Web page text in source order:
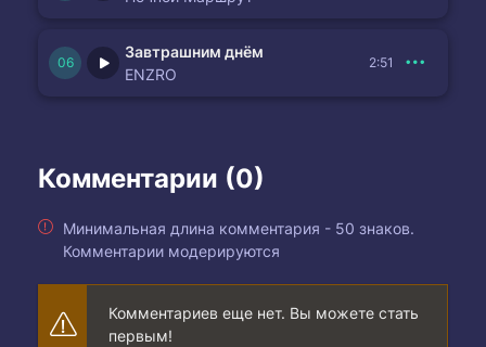
Завтрашним днём
ENZRO
2:51
Комментарии (0)
Минимальная длина комментария - 50 знаков.
Комментарии модерируются
Комментариев еще нет. Вы можете стать
первым!